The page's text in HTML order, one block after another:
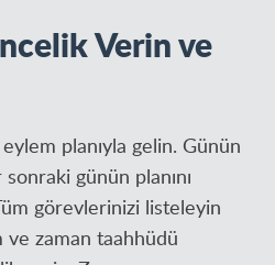
Verin ve
planıyla gelin. Günün
günün planını
görevlerinizi listeleyin
zaman taahhüdü